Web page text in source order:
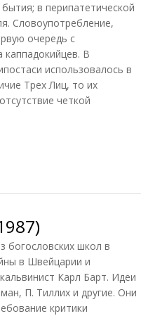
в перипатетической
Словоупотребление,
очередь с
каппадокийцев. В
использовалось в
Трех Лиц, то их
четкой
богословских школ в
в Швейцарии и
Карл Барт. Идеи
П. Тиллих и другие. Они
критики